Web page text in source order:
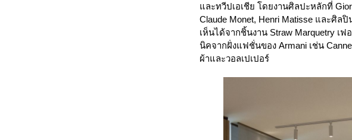
และทวีปเอเชีย โดยงานศิลปะหลักที่
Claude Monet, Henri Matisse และศิ
เห็นได้จากชิ้นงาน Straw Marquetry เ
นิคจากฝั่งแฟชั่นของ Armani เช่น
ผ้าและวอลเปเปอร์